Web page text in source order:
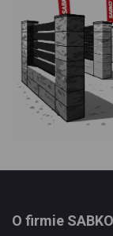
O firmie SABKO